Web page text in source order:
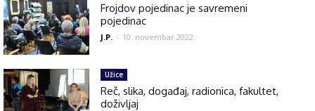
Frojdov pojedinac je savremeni
pojedinac
J.P. - 10. novembar 2022.
Užice
Reč, slika, događaj, radionica, fakultet,
doživljaj